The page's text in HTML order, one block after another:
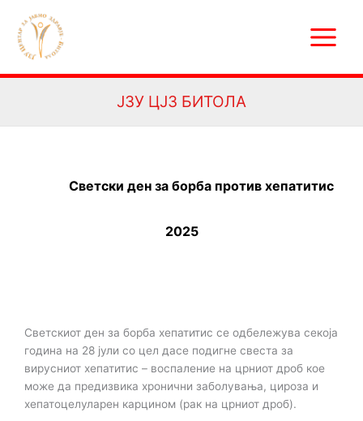
content
Menu
ЈЗУ ЦЈЗ БИТОЛА
Светски ден за борба против хепатитис
2025
Светскиот ден за борба хепатитис се одбележува секоја
година на 28 јули со цел дасе подигне свеста за
вирусниот хепатитис – воспаление на црниот дроб кое
може да предизвика хронични заболувања, цироза и
хепатоцелуларен карцином (рак на црниот дроб).